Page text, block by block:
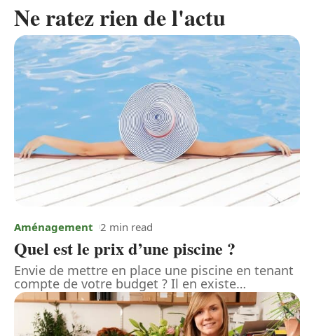
Ne ratez rien de l'actu
Aménagement 2 min read
Quel est le prix d’une piscine ?
Envie de mettre en place une piscine en tenant
compte de votre budget ? Il en existe…